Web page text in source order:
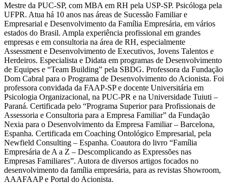
Mestre da PUC-SP, com MBA em RH pela USP-SP. Psicóloga pela
UFPR. Atua há 10 anos nas áreas de Sucessão Familiar e
Empresarial e Desenvolvimento da Família Empresária, em vários
estados do Brasil. Ampla experiência profissional em grandes
empresas e em consultoria na área de RH, especialmente
Assessment e Desenvolvimento de Executivos, Jovens Talentos e
Herdeiros. Especialista e Didata em programas de Desenvolvimento
de Equipes e “Team Building” pela SBDG. Professora da Fundação
Dom Cabral para o Programa de Desenvolvimento do Acionista. Foi
professora convidada da FAAP-SP e docente Universitária em
Psicologia Organizacional, na PUC-PR e na Universidade Tuiuti –
Paraná. Certificada pelo “Programa Superior para Profissionais de
Assessoria e Consultoria para a Empresa Familiar” da Fundação
Nexia para o Desenvolvimento da Empresa Familiar – Barcelona,
Espanha. Certificada em Coaching Ontológico Empresarial, pela
Newfield Consulting – Espanha. Coautora do livro “Família
Empresária de A a Z – Descomplicando as Expressões nas
Empresas Familiares”. Autora de diversos artigos focados no
desenvolvimento da família empresária, para as revistas Showroom,
AAAFAAP e Portal do Acionista.